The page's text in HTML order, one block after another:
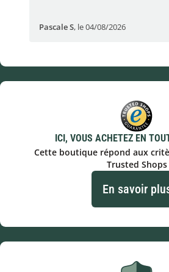
Pascale S, le 04/08/2026
ICI, VOUS ACHETEZ EN
Cette boutique répond aux
Trusted Shops
En savoir